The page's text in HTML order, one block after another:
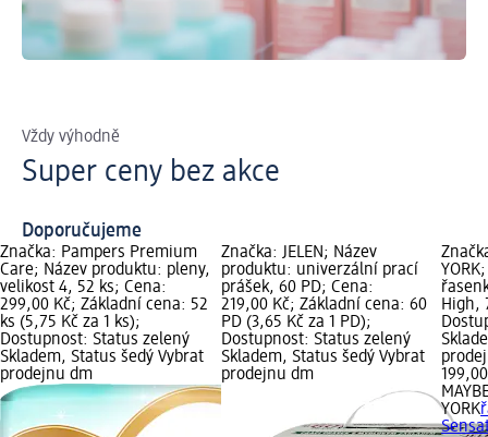
Vždy výhodně
Super ceny bez akce
Doporučujeme
Značka: Pampers Premium
Care; Název produktu: pleny,
velikost 4, 52 ks; Cena:
299,00 Kč; Základní cena: 52
ks (5,75 Kč za 1 ks);
Dostupnost: Status zelený
Skladem, Status šedý Vybrat
prodejnu dm
Značka: JELEN; Název
produktu: univerzální prací
prášek, 60 PD; Cena:
219,00 Kč; Základní cena: 60
PD (3,65 Kč za 1 PD);
Dostupnost: Status zelený
Skladem, Status šedý Vybrat
prodejnu dm
High,
YORK